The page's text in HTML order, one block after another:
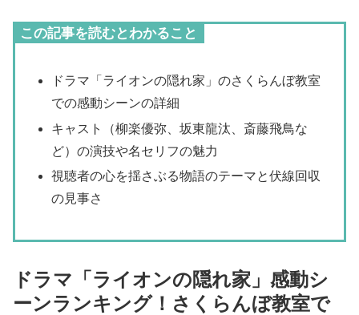
この記事を読むとわかること
ドラマ「ライオンの隠れ家」のさくらんぼ教室
での感動シーンの詳細
キャスト（柳楽優弥、坂東龍汰、斎藤飛鳥な
ど）の演技や名セリフの魅力
視聴者の心を揺さぶる物語のテーマと伏線回収
の見事さ
ドラマ「ライオンの隠れ家」感動シ
ーンランキング！さくらんぼ教室で